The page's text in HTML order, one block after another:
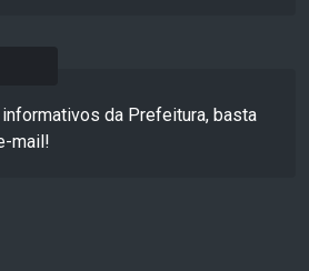
da Prefeitura, basta
mail!